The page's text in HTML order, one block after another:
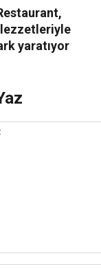
yaratıyor